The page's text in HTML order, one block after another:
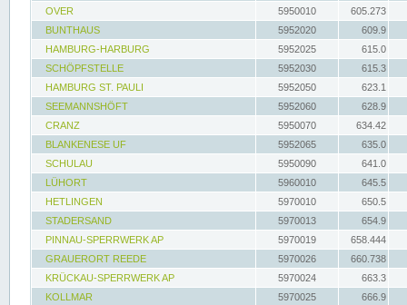
OVER
5950010
605.273
BUNTHAUS
5952020
609.9
HAMBURG-HARBURG
5952025
615.0
SCHÖPFSTELLE
5952030
615.3
HAMBURG ST. PAULI
5952050
623.1
SEEMANNSHÖFT
5952060
628.9
CRANZ
5950070
634.42
BLANKENESE UF
5952065
635.0
SCHULAU
5950090
641.0
LÜHORT
5960010
645.5
HETLINGEN
5970010
650.5
STADERSAND
5970013
654.9
PINNAU-SPERRWERK AP
5970019
658.444
GRAUERORT REEDE
5970026
660.738
KRÜCKAU-SPERRWERK AP
5970024
663.3
KOLLMAR
5970025
666.9